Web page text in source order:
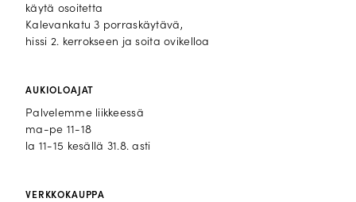
käytä osoitetta
Kalevankatu 3 porraskäytävä,
hissi 2. kerrokseen ja soita ovikelloa
AUKIOLOAJAT
Palvelemme liikkeessä
ma-pe 11-18
la 11-15 kesällä 31.8. asti
VERKKOKAUPPA